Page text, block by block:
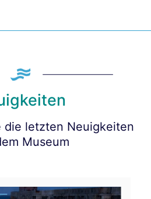
die letzten Neuigkeiten
Museum